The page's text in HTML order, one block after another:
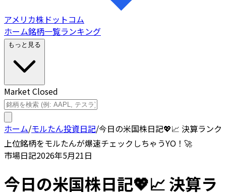
アメリカ株ドットコム
ホーム銘柄一覧ランキング
もっと見る
Market Closed
ホーム/モルたん投資日記/今日の米国株日記💖📈 決算ランク
上位銘柄をモルたんが爆速チェックしちゃうYO！🚀
市場日記2026年5月21日
今日の米国株日記💖📈 決算ラ